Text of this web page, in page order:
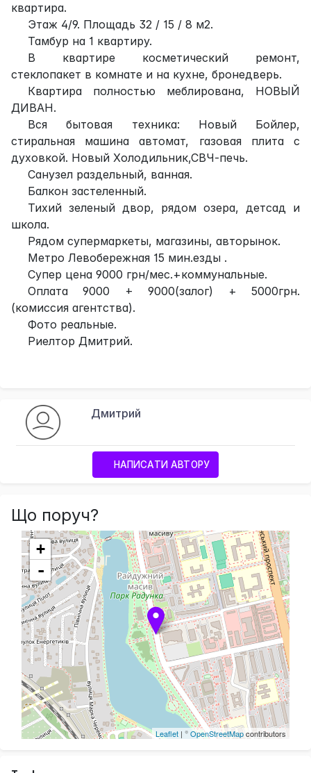
квартира.
Этаж 4/9. Площадь 32 / 15 / 8 м2.
Тамбур на 1 квартиру.
В квартире косметический ремонт,
стеклопакет в комнате и на кухне, бронедверь.
Квартира полностью меблирована, НОВЫЙ
ДИВАН.
Вся бытовая техника: Новый Бойлер,
стиральная машина автомат, газовая плита с
духовкой. Новый Холодильник,СВЧ-печь.
Санузел раздельный, ванная.
Балкон застеленный.
Тихий зеленый двор, рядом озера, детсад и
школа.
Рядом супермаркеты, магазины, авторынок.
Метро Левобережная 15 мин.езды .
Супер цена 9000 грн/мес.+коммунальные.
Оплата 9000 + 9000(залог) + 5000грн.
(комиссия агентства).
Фото реальные.
Риелтор Дмитрий.
Дмитрий
НАПИСАТИ АВТОРУ
Що поруч?
+
-
Leaflet | ©OpenStreetMapcontributors